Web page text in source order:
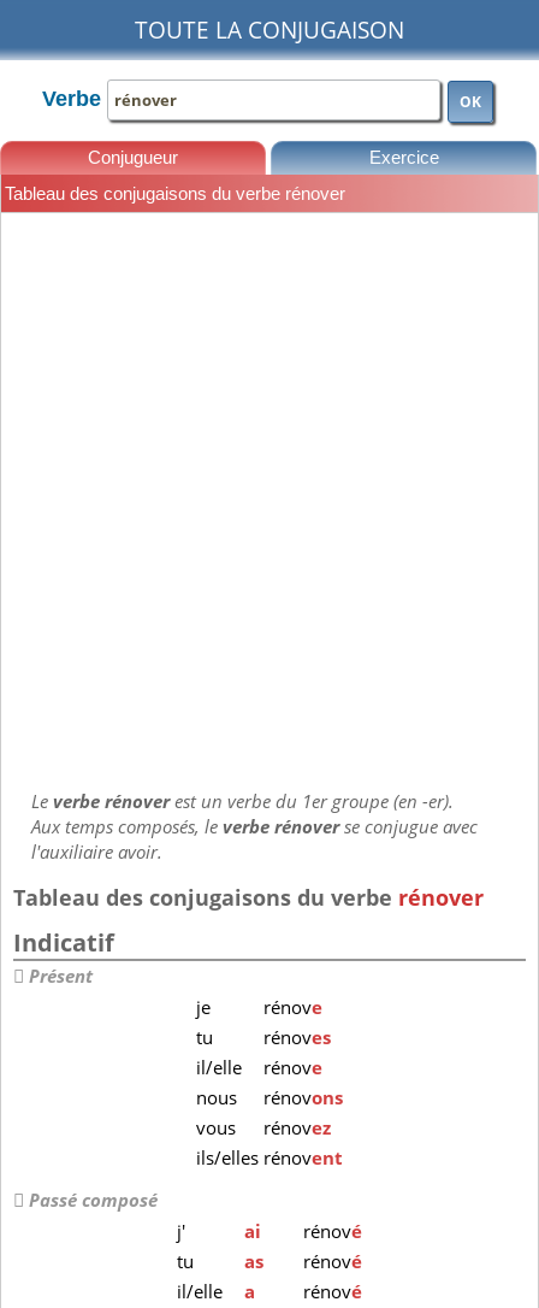
TOUTE LA CONJUGAISON
Verbe OK
Conjugueur Exercice
Tableau des conjugaisons du verbe rénover
Leverbe rénoverest un verbe du 1er groupe (en -er).
Aux temps composés, leverbe rénoverse conjugue avec
l'auxiliaire avoir.
Tableau des conjugaisons du verbe rénover
Indicatif
Présent
je
rénove
tu
rénoves
il/elle
rénove
nous
rénovons
vous
rénovez
ils/elles rénovent
Passé composé
j'
ai rénové
tu
as rénové
il/elle
a rénové